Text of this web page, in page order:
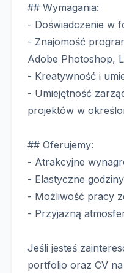
## Wymagania:
- Doświadczenie w
- Znajomość
Adobe Photoshop,
- Kreatywność i
- Umiejętność
projektów w
## Oferujemy:
- Atrakcyjne
- Elastyczne
- Możliwość pracy
- Przyjazną
Jeśli jesteś
portfolio oraz CV